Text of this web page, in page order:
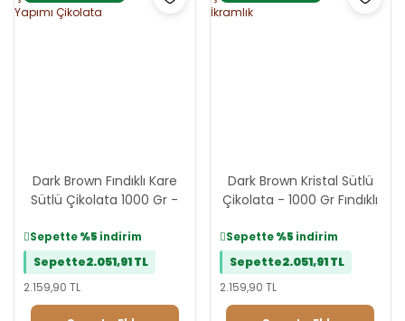
Dark Brown Fındıklı Kare
Sütlü Çikolata 1000 Gr -
Sepette%5 indirim
Sepette2.051,91 TL
2.159,90 TL
Dark Brown Kristal Sütlü
Çikolata - 1000 Gr Fındıklı
Sepette%5 indirim
Sepette2.051,91 TL
2.159,90 TL